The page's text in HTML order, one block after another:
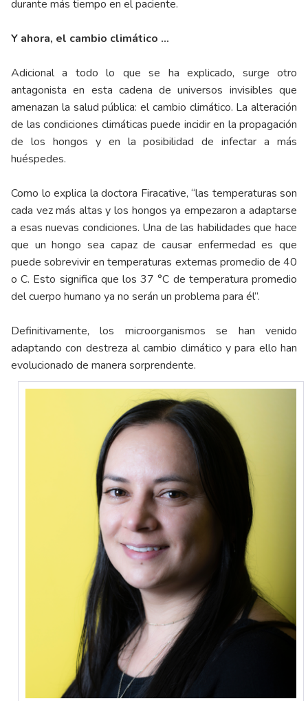
durante más tiempo en el paciente.
Y ahora, el cambio climático …
Adicional a todo lo que se ha explicado, surge otro
antagonista en esta cadena de universos invisibles que
amenazan la salud pública: el cambio climático. La alteración
de las condiciones climáticas puede incidir en la propagación
de los hongos y en la posibilidad de infectar a más
huéspedes.
Como lo explica la doctora Firacative, “las temperaturas son
cada vez más altas y los hongos ya empezaron a adaptarse
a esas nuevas condiciones. Una de las habilidades que hace
que un hongo sea capaz de causar enfermedad es que
puede sobrevivir en temperaturas externas promedio de 40
o C. Esto significa que los 37 °C de temperatura promedio
del cuerpo humano ya no serán un problema para él”.
Definitivamente, los microorganismos se han venido
adaptando con destreza al cambio climático y para ello han
evolucionado de manera sorprendente.